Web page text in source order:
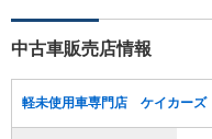
中古車販売店情報
軽未使用車専門店 ケイカーズ